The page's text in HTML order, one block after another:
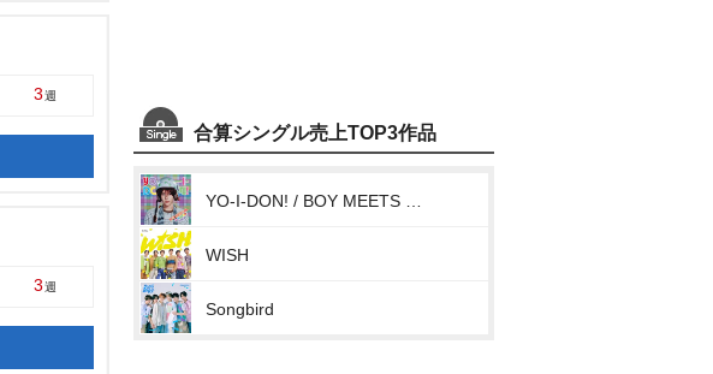
3週
3週
合算シングル売上TOP3作品
WISH
Songbird